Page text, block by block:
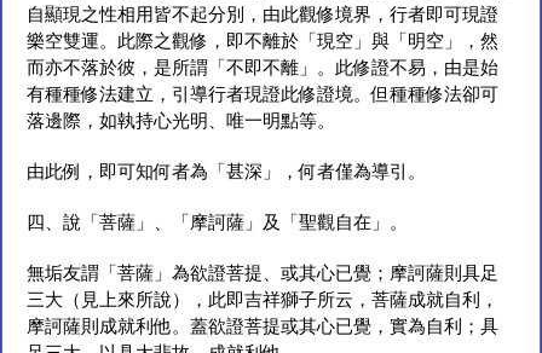
自顯現之性相用皆不起分別，由此觀修境界，行者即可現證
樂空雙運。此際之觀修，即不離於「現空」與「明空」，然
而亦不落於彼，是所謂「不即不離」。此修證不易，由是始
有種種修法建立，引導行者現證此修證境。但種種修法卻可
落邊際，如執持心光明、唯一明點等。
由此例，即可知何者為「甚深」，何者僅為導引。
四、說「菩薩」、「摩訶薩」及「聖觀自在」。
無垢友謂「菩薩」為欲證菩提、或其心已覺；摩訶薩則具足
三大（見上來所說），此即吉祥獅子所云，菩薩成就自利，
摩訶薩則成就利他。蓋欲證菩提或其心已覺，實為自利；具